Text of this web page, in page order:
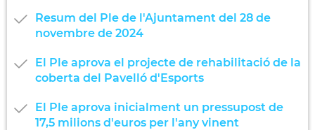
Resum del Ple de l'Ajuntament del 28 de
novembre de 2024
El Ple aprova el projecte de rehabilitació de la
coberta del Pavelló d'Esports
El Ple aprova inicialment un pressupost de
17,5 milions d'euros per l'any vinent